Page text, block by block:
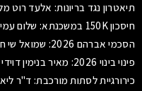
תיאטרון נגד בריונות: אלעד רוט מלמד
חיסכון 150K במשכנתא: שלום עמירה מפרק את האסטרטגיה שלו
הסכמי אברהם 2026: שמואל שי חושף הזדמנויות השקעה במפרץ
פינוי בינוי 2026: מאיר בנימין דוידי חושף מה קבלנים לא מספרים
כירורגיית לסתות מורכבת: ד"ר